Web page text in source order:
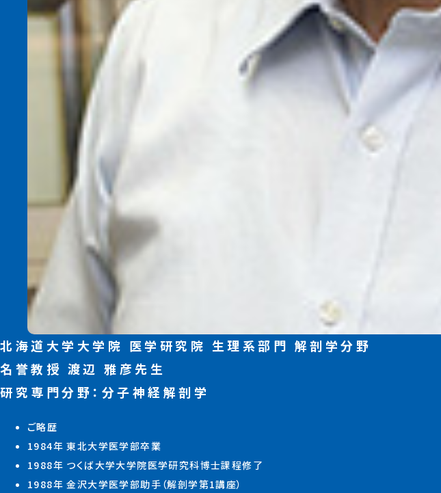
北海道⼤学⼤学院 医学研究院 ⽣理系部⾨ 解剖学分野
名誉教授 渡辺 雅彦先⽣
研究専⾨分野：分⼦神経解剖学
ご略歴
1984年 東北⼤学医学部卒業
1988年 つくば⼤学⼤学院医学研究科博⼠課程修了
1988年 ⾦沢⼤学医学部助⼿（解剖学第1講座）